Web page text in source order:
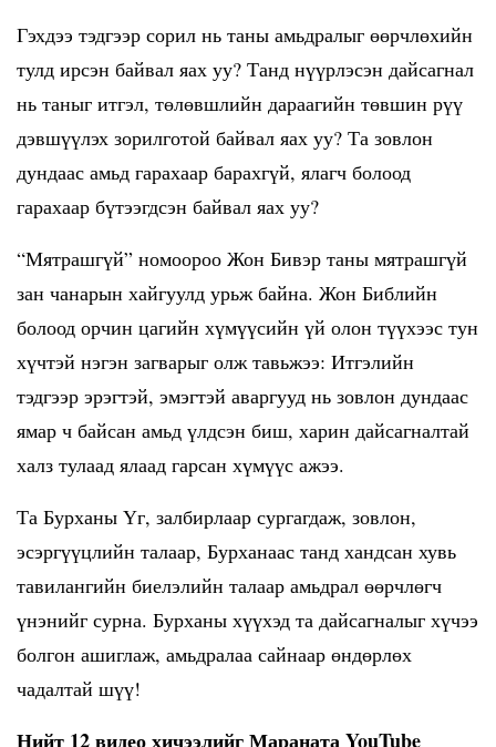
Гэхдээ тэдгээр сорил нь таны амьдралыг өөрчлөхийн
тулд ирсэн байвал яах уу? Танд нүүрлэсэн дайсагнал
нь таныг итгэл, төлөвшлийн дараагийн төвшин рүү
дэвшүүлэх зорилготой байвал яах уу? Та зовлон
дундаас амьд гарахаар барахгүй, ялагч болоод
гарахаар бүтээгдсэн байвал яах уу?
“Мятрашгүй” номоороо Жон Бивэр таны мятрашгүй
зан чанарын хайгуулд урьж байна. Жон Библийн
болоод орчин цагийн хүмүүсийн үй олон түүхээс тун
хүчтэй нэгэн загварыг олж тавьжээ: Итгэлийн
тэдгээр эрэгтэй, эмэгтэй аваргууд нь зовлон дундаас
ямар ч байсан амьд үлдсэн биш, харин дайсагналтай
халз тулаад ялаад гарсан хүмүүс ажээ.
Та Бурханы Үг, залбирлаар сургагдаж, зовлон,
эсэргүүцлийн талаар, Бурханаас танд хандсан хувь
тавилангийн биелэлийн талаар амьдрал өөрчлөгч
үнэнийг сурна. Бурханы хүүхэд та дайсагналыг хүчээ
болгон ашиглаж, амьдралаа сайнаар өндөрлөх
чадалтай шүү!
Нийт 12 видео хичээлийг Мараната YouTube